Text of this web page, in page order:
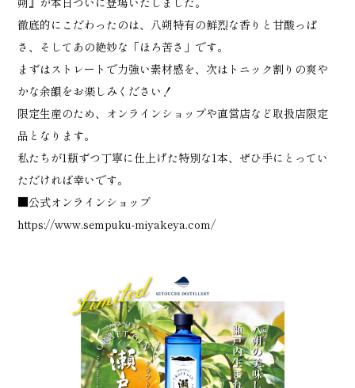
徹底的にこだわったのは、八朔特有の鮮烈な香りと甘酸っぱ
さ、そしてあの絶妙な「ほろ苦さ」です。
まずはストレートで力強い素材感を、次はトニック割りの爽や
かな余韻をお楽しみください！
限定生産のため、オンラインショップや直営店など取扱店限定
品となります。
私たちが1瓶ずつ丁寧に仕上げた特別な1本、ぜひ手にとってい
ただければ幸いです。
■公式オンラインショップ
https://www.sempuku-miyakeya.com/